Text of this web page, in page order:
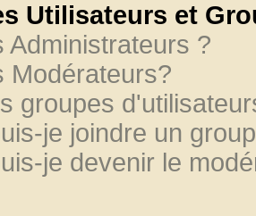
Utilisateurs et
Administrateurs ?
Modérateurs?
groupes
je joindre un
je devenir le